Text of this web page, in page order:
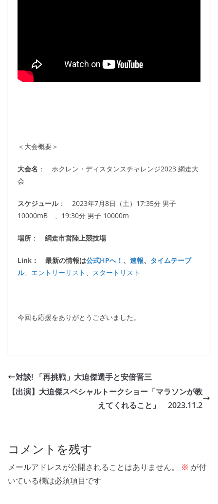
＜大会概要＞
大会名 ： ホクレン・ディスタンスチャレンジ2023 網走大
会
スケジュール： 2023年7月8日（土）17:35分 男子
10000mB 、19:30分 男子 10000m
場所 ： 網走市営陸上競技場
Link： 最新の情報は公式HPへ！ 、 速報、 タイムテーブ
ル、 エントリーリスト 、 スタートリスト
今回も応援をありがとうございました。
対談! 「再挑戦」大迫傑選手と安倍晋三
【出演】大迫傑スペシャルトークショー「マラソンが教
えてくれること」 2023.11.2
コメントを残す
メールアドレスが公開されることはありません。 ※ が付
いている欄は必須項目です